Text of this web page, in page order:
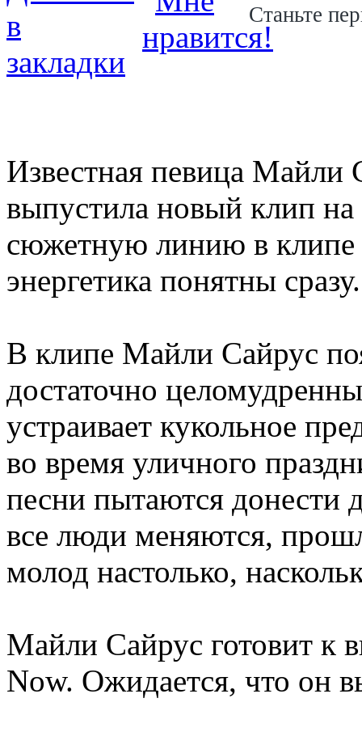
Станьте
Известная певица
выпустила новый клип
сюжетную линию в клипе
энергетика понятны
В клипе Майли Сайрус
достаточно
устраивает кукольное
во время уличного
песни пытаются донести
все люди меняются,
молод настолько,
Майли Сайрус готовит к
Now. Ожидается, что он